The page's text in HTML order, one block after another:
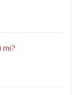
mi?